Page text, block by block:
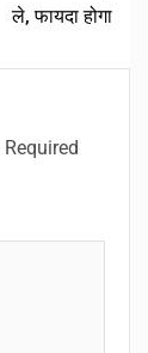
ले, फायदा होगा
Required